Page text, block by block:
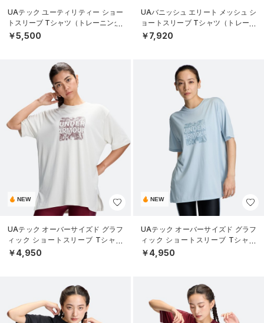
UAテック ユーティリティー ショー
トスリーブ Tシャツ（トレーニング/
MEN）
￥5,500
UAバニッシュ エリート メッシュ シ
ョートスリーブ Tシャツ（トレーニ
ング/WOMEN）
￥7,920
NEW
UAテック オーバーサイズド グラフ
ィック ショートスリーブ Tシャツ
（トレーニング/WOMEN）
￥4,950
NEW
UAテック オーバーサイズド グラフ
ィック ショートスリーブ Tシャツ
（トレーニング/WOMEN）
￥4,950